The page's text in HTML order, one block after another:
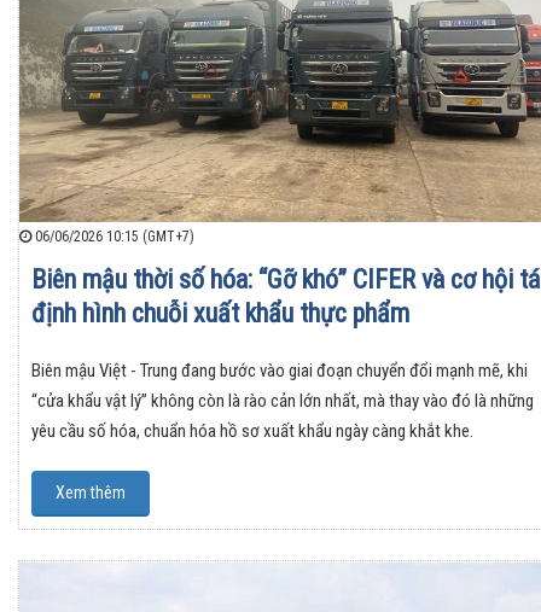
06/06/2026 10:15 (GMT+7)
Biên mậu thời số hóa: “Gỡ khó” CIFER và cơ hội
định hình chuỗi xuất khẩu thực phẩm
Biên mậu Việt - Trung đang bước vào giai đoạn chuyển đổi mạnh mẽ, khi
“cửa khẩu vật lý” không còn là rào cản lớn nhất, mà thay vào đó là những
yêu cầu số hóa, chuẩn hóa hồ sơ xuất khẩu ngày càng khắt khe.
Xem thêm